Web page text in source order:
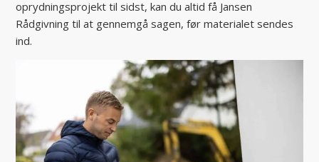
oprydningsprojekt til sidst, kan du altid få Jansen
Rådgivning til at gennemgå sagen, før materialet sendes
ind.